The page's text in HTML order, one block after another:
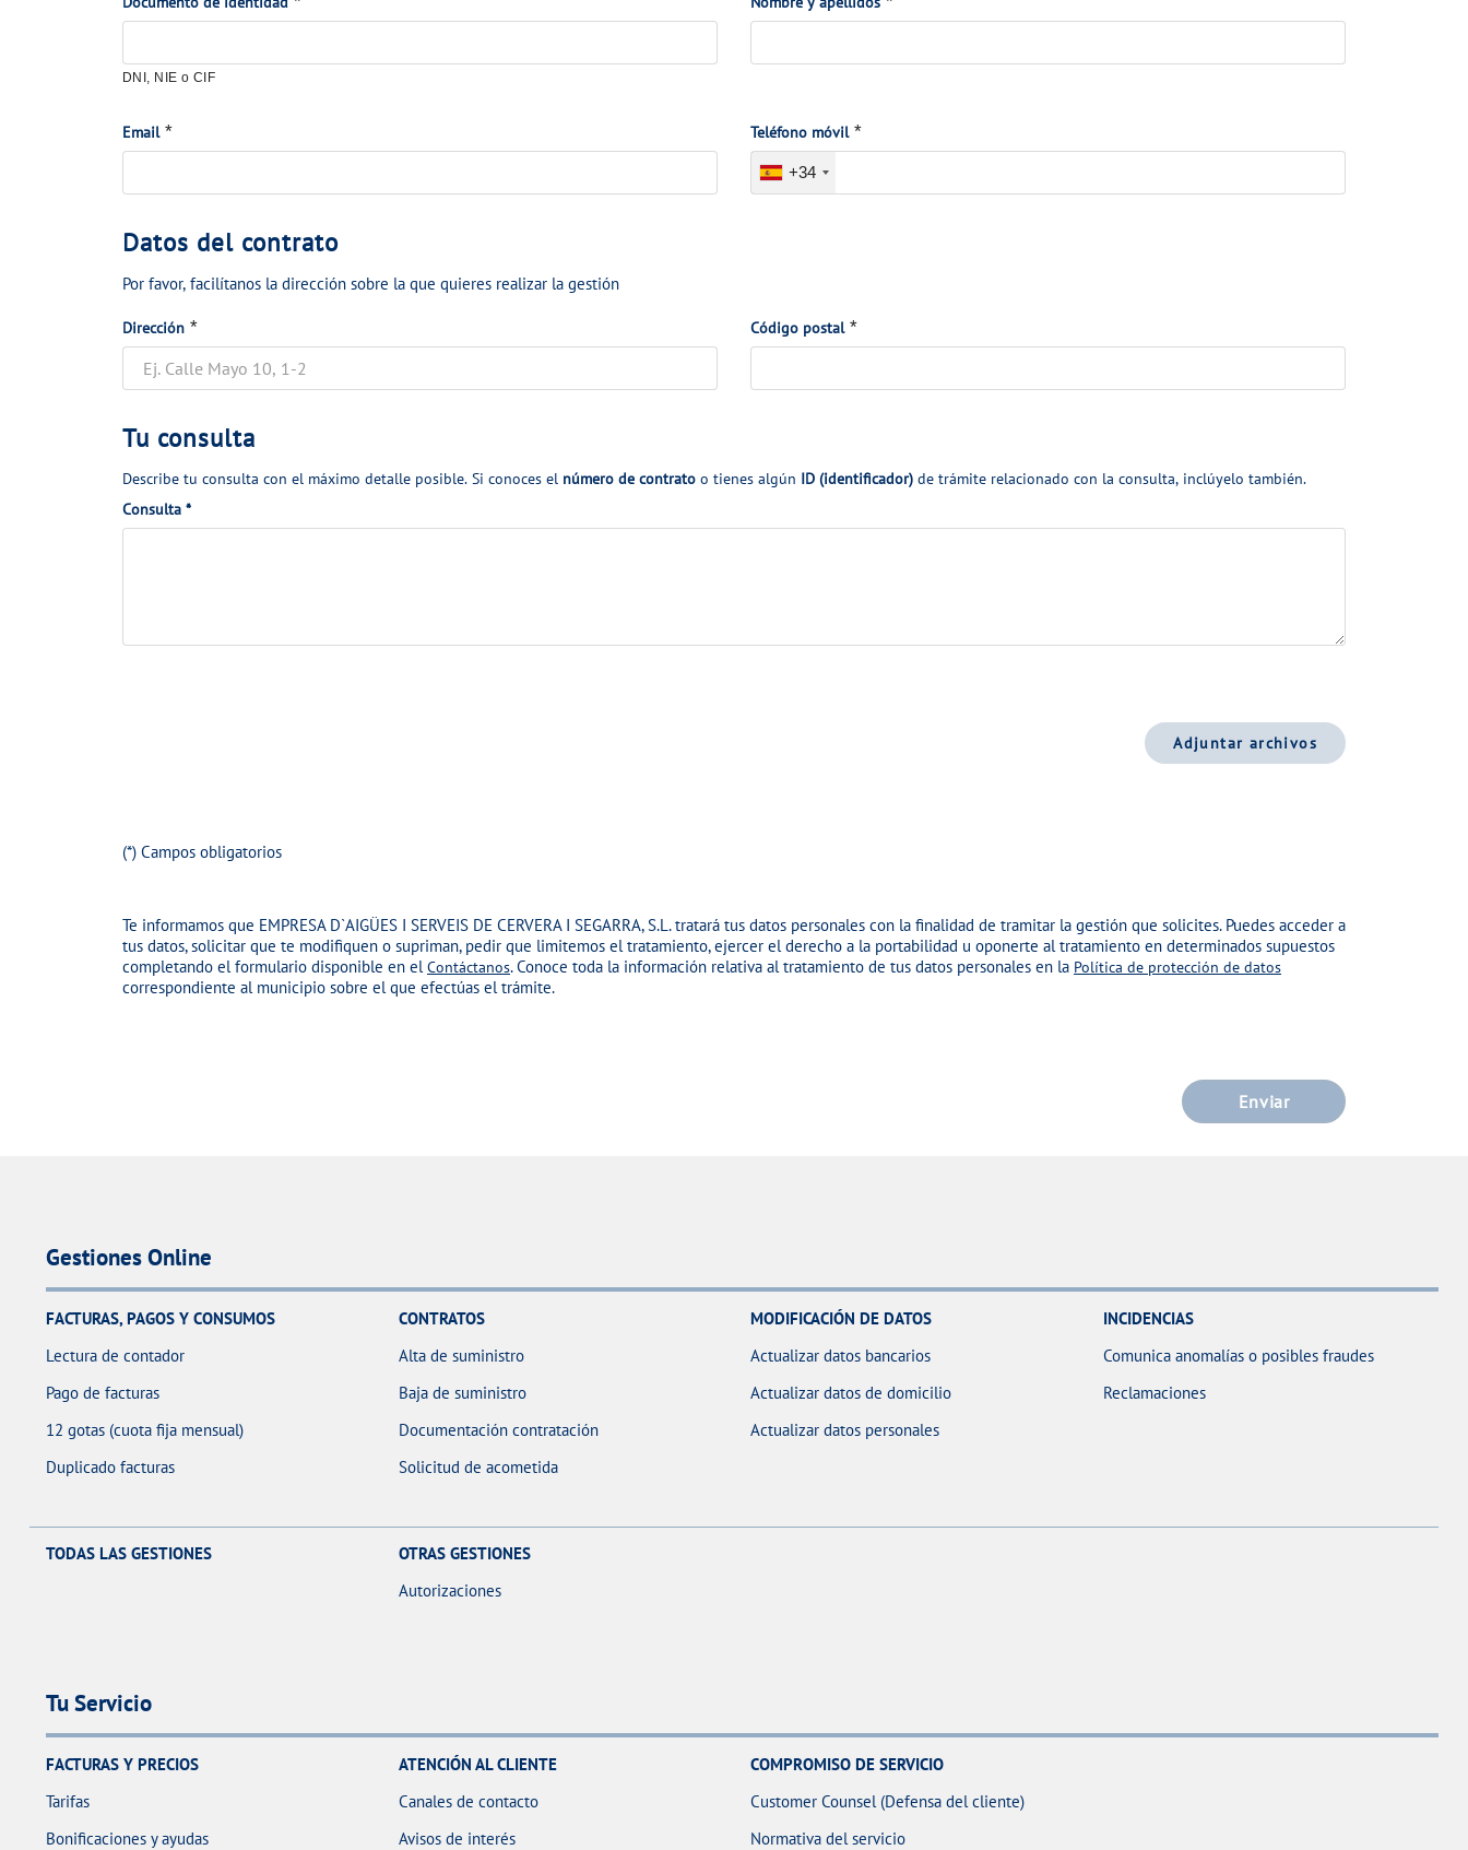
i
o
a
e
l
o
t
v
d
e
o
n
t
o
p
r
s
o
a
l
e
s
DNI, NIE o CIF
*Email * *Teléfono móvil *
+34
D
a
o
d
e
c
o
a
Datos del contrato
Por favor, facilítanos la dirección sobre la que quieres realizar la gestión
*Dirección * *Código postal *
T
u
c
o
l
Tu consulta
Describe tu consulta con el máximo detalle posible. Si conoces el número de contrato o tienes algún ID (identificador) de trámite relacionado con la consulta, inclúyelo también.
Consulta *
t
a
r
c
Adjuntar archivos
(*) Campos obligatorios
Te informamos que EMPRESA D`AIGÜES I SERVEIS DE CERVERA I SEGARRA, S.L.tratará tus datos personales con la finalidad de tramitar la gestión que solicites. Puedes acceder a
tus datos, solicitar que te modifiquen o supriman, pedir que limitemos el tratamiento, ejercer el derecho a la portabilidad u oponerte al tratamiento en determinados supuestos
completando el formulario disponible en elContáctanos. Conoce toda la información relativa al tratamiento de tus datos personales en la Política de protección de datos
correspondiente al municipio sobre el que efectúas el trámite.
Enviar
Gestiones Online
FACTURAS, PAGOS Y CONSUMOS
Lectura de contador
Pago de facturas
12 gotas (cuota fija mensual)
Duplicado facturas
CONTRATOS
Alta de suministro
Baja de suministro
Documentación contratación
Solicitud de acometida
MODIFICACIÓN DE DATOS
Actualizar datos bancarios
Actualizar datos de domicilio
Actualizar datos personales
INCIDENCIAS
Comunica anomalías o posibles fraudes
Reclamaciones
TODAS LAS GESTIONES
OTRAS GESTIONES
Autorizaciones
Tu Servicio
FACTURAS Y PRECIOS
Tarifas
Bonificaciones y ayudas
ATENCIÓN AL CLIENTE
Canales de contacto
Avisos de interés
COMPROMISO DE SERVICIO
Customer Counsel (Defensa del cliente)
Normativa del servicio